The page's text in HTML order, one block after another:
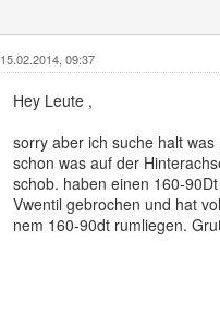
15.02.2014, 09:37
Hey Leute ,
sorry aber ich suche halt
schon was auf der
schob. haben einen 160-
Vwentil gebrochen und hat
nem 160-90dt rumliegen.